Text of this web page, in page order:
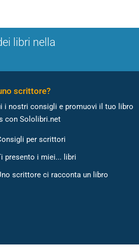
libri nella
scrittore?
i nostri consigli e promuovi il tuo libro
con Sololibri.net
per scrittori
presento i miei... libri
scrittore ci racconta un libro